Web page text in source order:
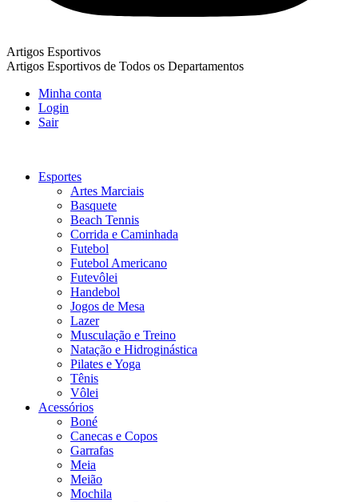
Artigos Esportivos
Artigos Esportivos de Todos os Departamentos
Minha conta
Login
Sair
Esportes
Artes Marciais
Basquete
Beach Tennis
Corrida e Caminhada
Futebol
Futebol Americano
Futevôlei
Handebol
Jogos de Mesa
Lazer
Musculação e Treino
Natação e Hidroginástica
Pilates e Yoga
Tênis
Vôlei
Acessórios
Boné
Canecas e Copos
Garrafas
Meia
Meião
Mochila